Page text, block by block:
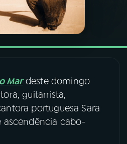
Mardeste domingo
guitarrista,
portuguesa Sara
ascendência cabo-